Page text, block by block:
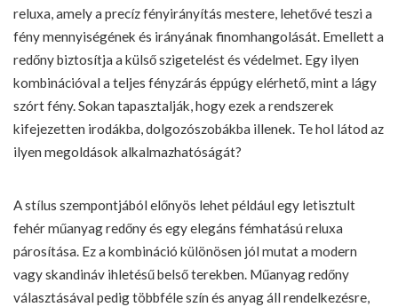
reluxa, amely a precíz fényirányítás mestere, lehetővé teszi a
fény mennyiségének és irányának finomhangolását. Emellett a
redőny biztosítja a külső szigetelést és védelmet. Egy ilyen
kombinációval a teljes fényzárás éppúgy elérhető, mint a lágy
szórt fény. Sokan tapasztalják, hogy ezek a rendszerek
kifejezetten irodákba, dolgozószobákba illenek. Te hol látod az
ilyen megoldások alkalmazhatóságát?
A stílus szempontjából előnyös lehet például egy letisztult
fehér műanyag redőny és egy elegáns fémhatású reluxa
párosítása. Ez a kombináció különösen jól mutat a modern
vagy skandináv ihletésű belső terekben. Műanyag redőny
választásával pedig többféle szín és anyag áll rendelkezésre,